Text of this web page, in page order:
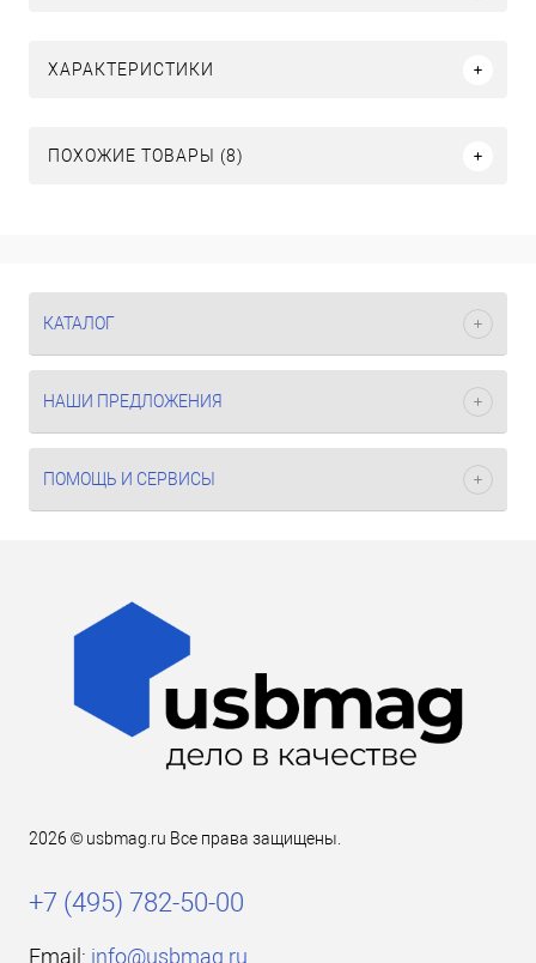
ХАРАКТЕРИСТИКИ
ПОХОЖИЕ ТОВАРЫ (8)
КАТАЛОГ
НАШИ ПРЕДЛОЖЕНИЯ
ПОМОЩЬ И СЕРВИСЫ
2026 © usbmag.ru Все права защищены.
+7 (495) 782-50-00
Email: info@usbmag.ru